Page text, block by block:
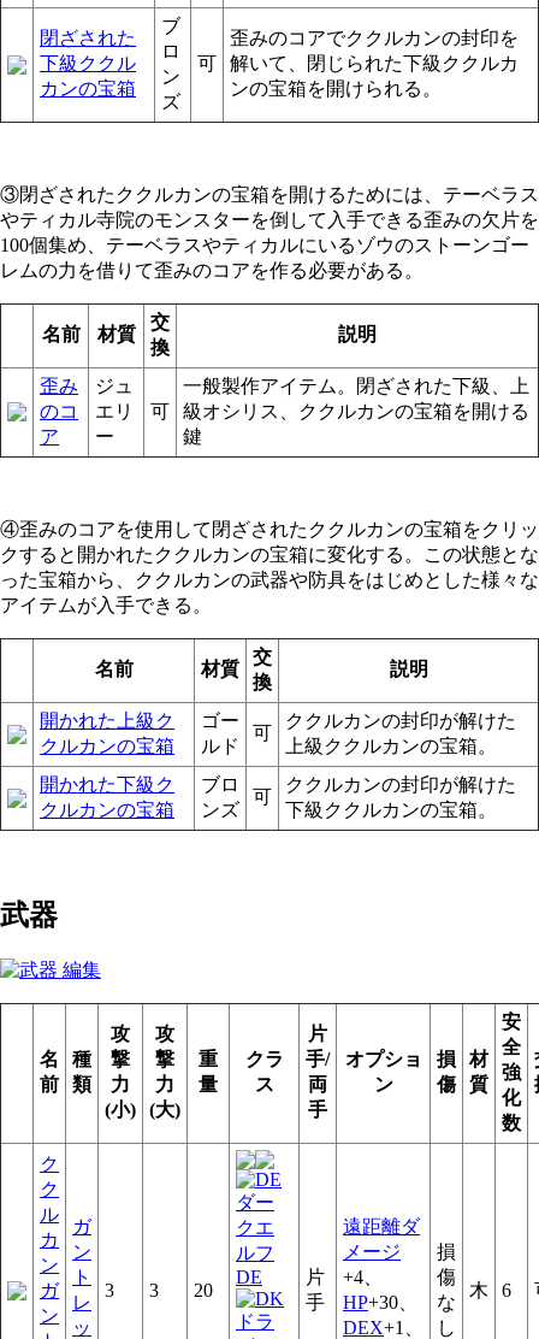
閉ざされた
下級ククル
カンの宝箱
ブ
ロ
ン
ズ
可
歪みのコアでククルカンの封印を
解いて、閉じられた下級ククルカ
ンの宝箱を開けられる。
③閉ざされたククルカンの宝箱を開けるためには、テーベラス
やティカル寺院のモンスターを倒して入手できる歪みの欠片を
100個集め、テーベラスやティカルにいるゾウのストーンゴー
レムの力を借りて歪みのコアを作る必要がある。
名前 材質
交
換
説明
歪み
のコ
ア
ジュ
エリ
ー
可
一般製作アイテム。閉ざされた下級、上
級オシリス、ククルカンの宝箱を開ける
鍵
④歪みのコアを使用して閉ざされたククルカンの宝箱をクリッ
クすると開かれたククルカンの宝箱に変化する。この状態とな
った宝箱から、ククルカンの武器や防具をはじめとした様々な
アイテムが入手できる。
名前 材質
交
換
説明
開かれた上級ク
クルカンの宝箱
ゴー
ルド
可
ククルカンの封印が解けた
上級ククルカンの宝箱。
開かれた下級ク
クルカンの宝箱
ブロ
ンズ
可
ククルカンの封印が解けた
下級ククルカンの宝箱。
武器
名
前
種
類
攻
撃
力
(小)
攻
撃
力
(大)
重
量
クラ
ス
片
手/
両
手
オプショ
ン
損
傷
材
質
安
全
強
化
数
ク
ク
ル
カ
ン
ガ
ン
ガ
ン
ト
レ
ッ
3 3 20
DE
片
手
遠距離ダ
メージ
+4、
HP+30、
DEX+1、
損
傷
な
し
木 6